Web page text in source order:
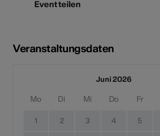
Event teilen
Veranstaltungsdaten
Juni 2026
Mo Di Mi Do Fr
1 2 3 4 5